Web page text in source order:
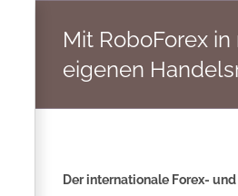
Mit RoboForex
eigenen
Der internationale Forex-